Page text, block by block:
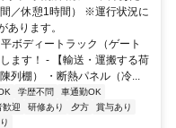
／休憩1時間） ※運行状況に
あります。
ボディートラック（ゲート
ます！ - 【輸送・運搬する荷
列棚） ・断熱パネル（冷...
学歴不問
車通勤OK
歓迎 研修あり 夕方
賞与あり